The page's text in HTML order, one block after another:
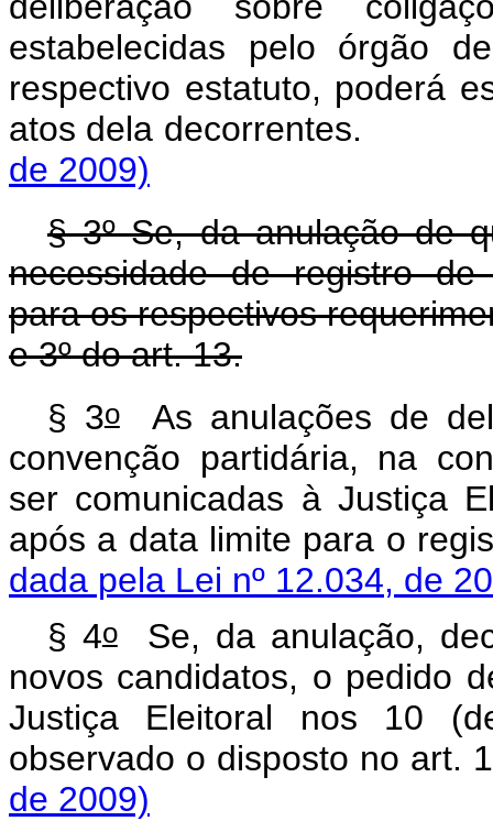
estabelecidas pelo órgão
respectivo estatuto, poderá
atos dela
de 2009)
§ 3º Se, da anulação de
necessidade de registro de
para os respectivos
e 3º do art. 13.
§ 3oAs anulações de
convenção partidária, na
ser comunicadas à Justiça
após a data limite para o
dada pela Lei nº 12.034, de
§ 4oSe, da anulação,
novos candidatos, o pedido
Justiça Eleitoral nos 10
observado o disposto no
de 2009)